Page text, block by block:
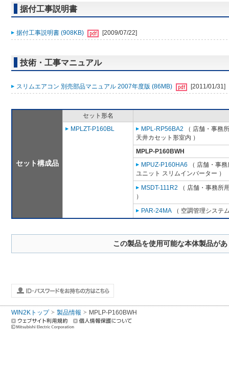
据付工事説明書
据付工事説明書 (908KB) [2009/07/22]
技術・工事マニュアル
スリムエアコン 別売部品マニュアル 2007年度版 (86MB) [2011/01/31]
セット構成品
セット形名
MPLZT-P160BL
MPL-RP56BA2 （ 店舗・事務
天井カセット形室内 ）
MPLP-P160BWH
MPUZ-P160HA6 （ 店舗・事
ユニット スリムインバーター ）
MSDT-111R2 （ 店舗・事務所
）
PAR-24MA （ 空調管理システ
この製品を使用可能な本体製品が
WIN2Kトップ 製品情報 MPLP-P160BWH